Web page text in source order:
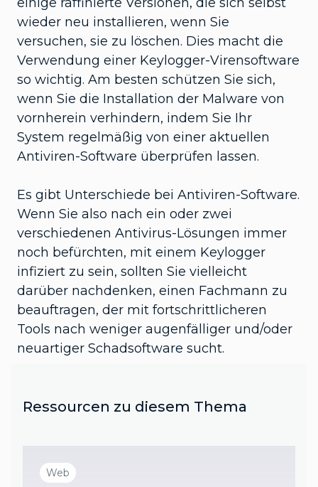
wieder neu installieren, wenn Sie
versuchen, sie zu löschen. Dies macht die
Verwendung einer Keylogger-Virensoftware
so wichtig. Am besten schützen Sie sich,
wenn Sie die Installation der Malware von
vornherein verhindern, indem Sie Ihr
System regelmäßig von einer aktuellen
Antiviren-Software überprüfen lassen.
Es gibt Unterschiede bei Antiviren-Software.
Wenn Sie also nach ein oder zwei
verschiedenen Antivirus-Lösungen immer
noch befürchten, mit einem Keylogger
infiziert zu sein, sollten Sie vielleicht
darüber nachdenken, einen Fachmann zu
beauftragen, der mit fortschrittlicheren
Tools nach weniger augenfälliger und/oder
neuartiger Schadsoftware sucht.
Ressourcen zu diesem Thema
Web